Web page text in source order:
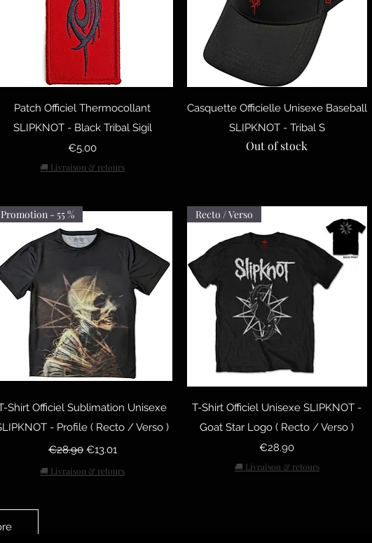
Quick View
Patch Officiel Thermocollant
SLIPKNOT - Black Tribal Sigil
Price
€5.00
🚚 Livraison & retours
Quick View
Casquette Officielle Unisexe Baseball
SLIPKNOT - Tribal S
Out of stock
Quick View
Promotion - 55 %
Shirt Officiel Sublimation Unisexe
- Profile ( Recto / Verso )
Regular Price
€28.90 Sale Price
€13.01
🚚 Livraison & retours
Quick View
Recto / Verso
T-Shirt Officiel Unisexe SLIPKNOT -
Goat Star Logo ( Recto / Verso )
Price
€28.90
🚚 Livraison & retours